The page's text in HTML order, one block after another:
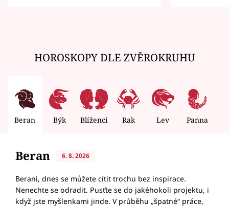
HOROSKOPY DLE ZVĚROKRUHU
Beran Býk Blíženci Rak Lev Panna
Beran 6. 8. 2026
Berani, dnes se můžete cítit trochu bez inspirace.
Nenechte se odradit. Pusťte se do jakéhokoli projektu, i
když jste myšlenkami jinde. V průběhu „špatné“ práce,